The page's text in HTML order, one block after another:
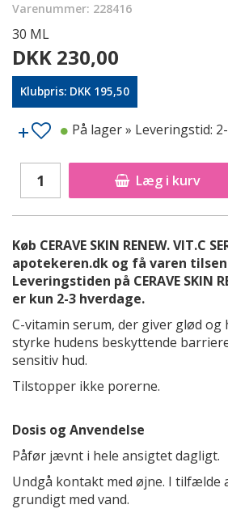
Varenummer: 228416
30 ML
DKK 230,00
Klubpris: DKK 195,50
Læg i kurv
På lager» Leveringstid:
Køb CERAVE SKIN RENEW. VIT.C
apotekeren.dk og få varen
Leveringstiden på CERAVE SKIN
er kun 2-3 hverdage.
C-vitamin serum, der giver glød
styrke hudens beskyttende
sensitiv hud.
Tilstopper ikke porerne.
Dosis og Anvendelse
Påfør jævnt i hele ansigtet dagligt.
Undgå kontakt med øjne. I tilfælde
grundigt med vand.